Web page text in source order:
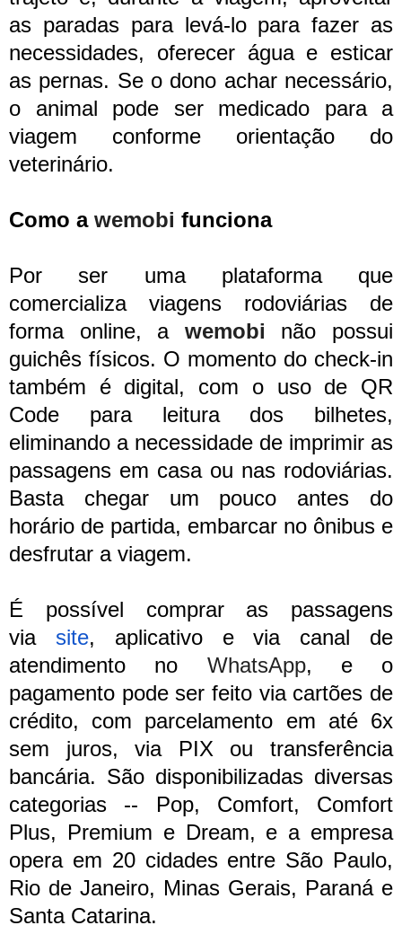
as paradas para levá-lo para fazer as
necessidades, oferecer água e esticar
as pernas. Se o dono achar necessário,
o animal pode ser medicado para a
viagem conforme orientação do
veterinário.
Como a wemobi funciona
Por ser uma plataforma que
comercializa viagens rodoviárias de
forma online, a wemobi não possui
guichês físicos. O momento do check-in
também é digital, com o uso de QR
Code para leitura dos bilhetes,
eliminando a necessidade de imprimir as
passagens em casa ou nas rodoviárias.
Basta chegar um pouco antes do
horário de partida, embarcar no ônibus e
desfrutar a viagem.
É possível comprar as passagens
via site, aplicativo e via canal de
atendimento no WhatsApp, e o
pagamento pode ser feito via cartões de
crédito, com parcelamento em até 6x
sem juros, via PIX ou transferência
bancária. São disponibilizadas diversas
categorias -- Pop, Comfort, Comfort
Plus, Premium e Dream, e a empresa
opera em 20 cidades entre São Paulo,
Rio de Janeiro, Minas Gerais, Paraná e
Santa Catarina.